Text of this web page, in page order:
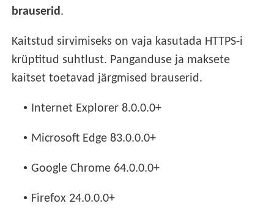
brauserid .
Kaitstud sirvimiseks on vaja kasutada HTTPS-i
krüptitud suhtlust. Panganduse ja maksete
kaitset toetavad järgmised brauserid.
• Internet Explorer 8.0.0.0+
• Microsoft Edge 83.0.0.0+
• Google Chrome 64.0.0.0+
• Firefox 24.0.0.0+